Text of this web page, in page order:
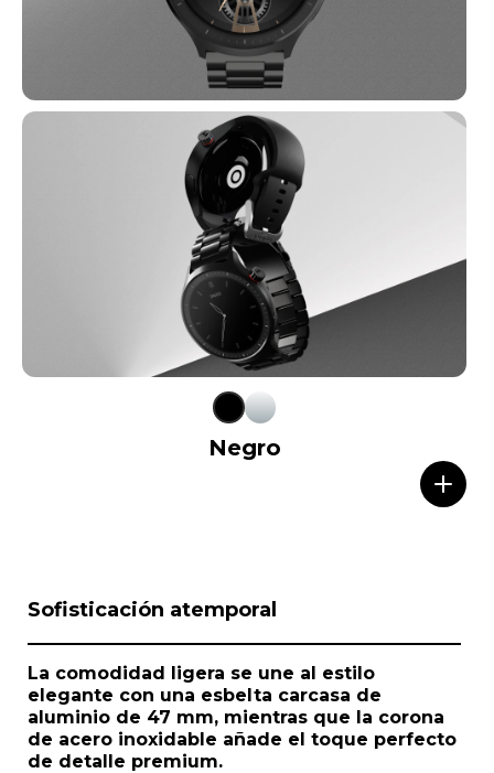
Negro
I
t
e
m
1
o
f
1
Sofisticación atemporal
La comodidad ligera se une al estilo
elegante con una esbelta carcasa de
aluminio de 47 mm, mientras que la corona
de acero inoxidable añade el toque perfecto
de detalle premium.